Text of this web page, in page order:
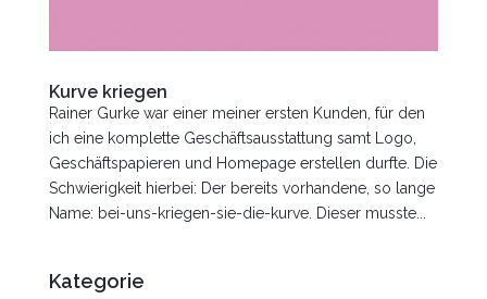
Kurve kriegen
Rainer Gurke war einer meiner ersten Kunden, für den
ich eine komplette Geschäftsausstattung samt Logo,
Geschäftspapieren und Homepage erstellen durfte. Die
Schwierigkeit hierbei: Der bereits vorhandene, so lange
Name: bei-uns-kriegen-sie-die-kurve. Dieser musste...
Kategorie